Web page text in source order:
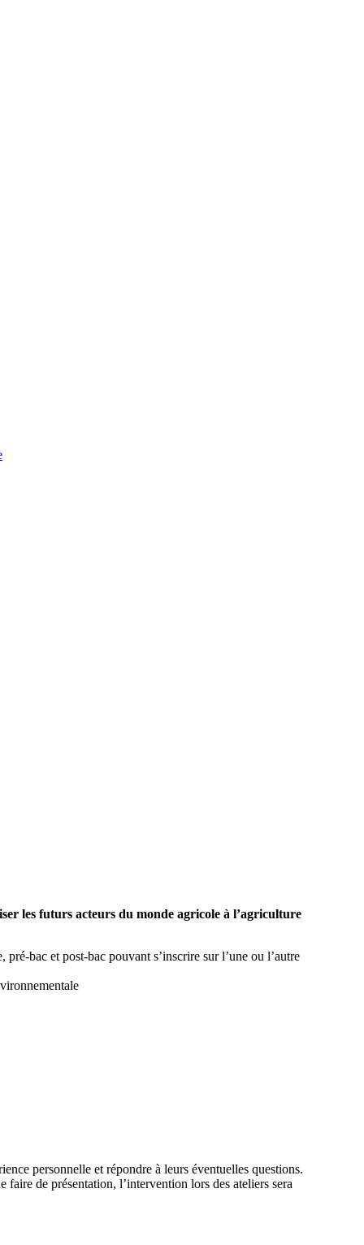
les futurs acteurs du monde agricole à l’agriculture
bac et post-bac pouvant s’inscrire sur l’une ou l’autre
personnelle et répondre à leurs éventuelles questions.
de présentation, l’intervention lors des ateliers sera